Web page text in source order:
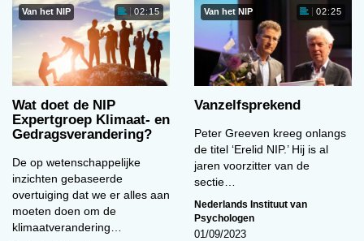
Van het NIP 02:15
Wat doet de NIP
Expertgroep Klimaat- en
Gedragsverandering?
De op wetenschappelijke
inzichten gebaseerde
overtuiging dat we er alles aan
moeten doen om de
klimaatverandering…
Van het NIP 02:25
Vanzelfsprekend
Peter Greeven kreeg onlangs
de titel ‘Erelid NIP.’ Hij is al
jaren voorzitter van de
sectie…
Nederlands Instituut van
Psychologen
01/09/2023